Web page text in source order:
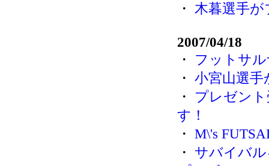
・ 木暮選手
2007/04/18
・ フットサ
・ 小宮山選
・ プレゼン
す！
・ M\'s
・ サバイバ